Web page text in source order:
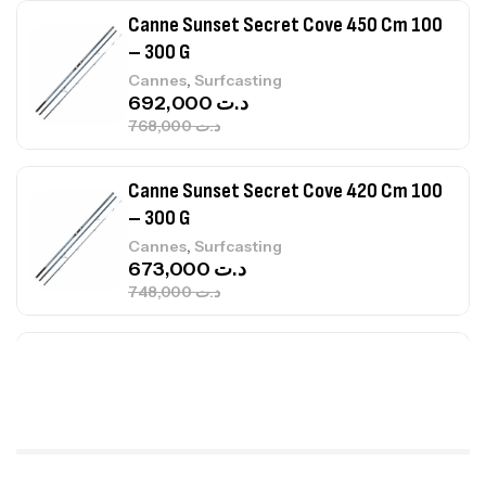
Canne Sunset Secret Cove 420 Cm 100
– 300 G
Cannes, Surfcasting
د.ت748,000
د.ت 673,000
Canne Jigging Sunset Massive Attack
1.83m 120/250gr 30kg
Cannes, Jigging
د.ت379,000
د.ت340,000